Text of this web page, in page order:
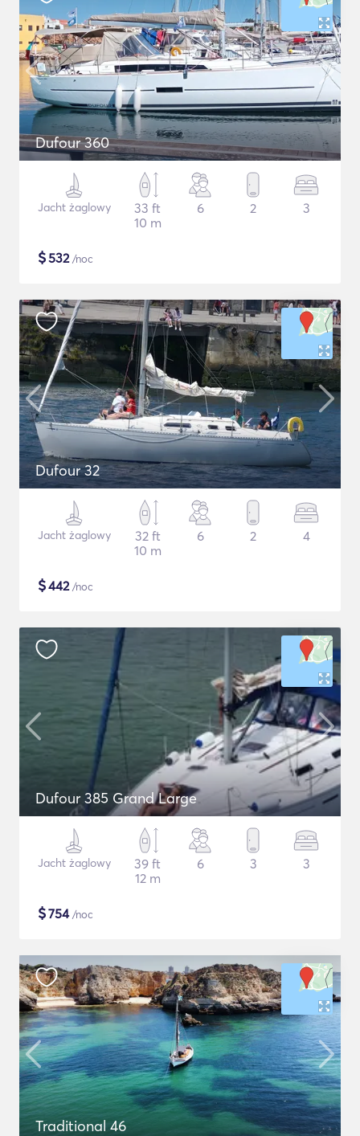
Dufour 360
Jacht żaglowy
33 ft
10 m
6 2 3
$532/noc
Dufour 32
Jacht żaglowy
32 ft
10 m
6 2 4
$442/noc
Dufour 385 Grand Large
Jacht żaglowy
39 ft
12 m
6 3 3
$754/noc
Traditional 46